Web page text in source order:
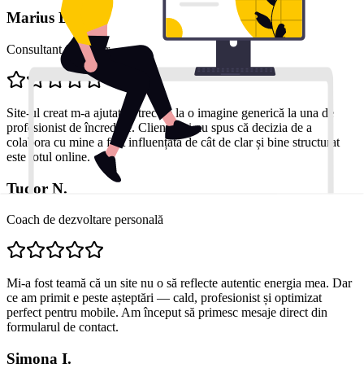
Marius D.
Consultant financiar
Site-ul creat m-a ajutat să trec de la o imagine generică la una de
profesionist de încredere. Clienții mi-au spus că decizia de a
colabora cu mine a fost influențată de cât de clar și bine structurat
este totul online.
Tudor N.
Coach de dezvoltare personală
Mi-a fost teamă că un site nu o să reflecte autentic energia mea. Dar
ce am primit e peste așteptări — cald, profesionist și optimizat
perfect pentru mobile. Am început să primesc mesaje direct din
formularul de contact.
Simona I.